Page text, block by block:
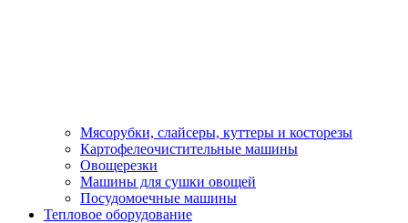
Мясорубки, слайсеры, куттеры и косторезы
Картофелеочистительные машины
Овощерезки
Машины для сушки овощей
Посудомоечные машины
Тепловое оборудование